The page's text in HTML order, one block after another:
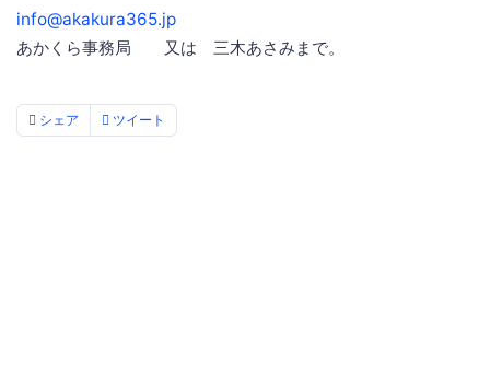
info@akakura365.jp
あかくら事務局 又は 三木あさみまで。
シェア ツイート